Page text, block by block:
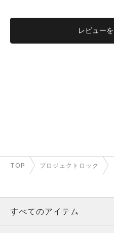
レビューを
TOP プロジェクトロック
すべてのアイテム